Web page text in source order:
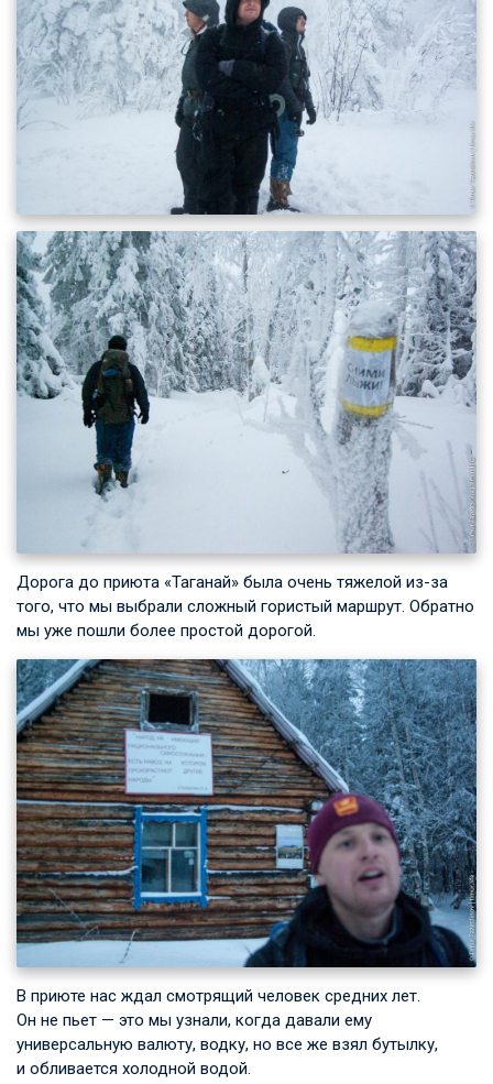
Дорога до приюта «Таганай» была очень тяжелой из-за
того, что мы выбрали сложный гористый маршрут. Обратно
мы уже пошли более простой дорогой.
В приюте нас ждал смотрящий человек средних лет.
Он не пьет — это мы узнали, когда давали ему
универсальную валюту, водку, но все же взял бутылку,
и обливается холодной водой.